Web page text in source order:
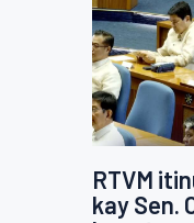
RTVM
kay Sen.